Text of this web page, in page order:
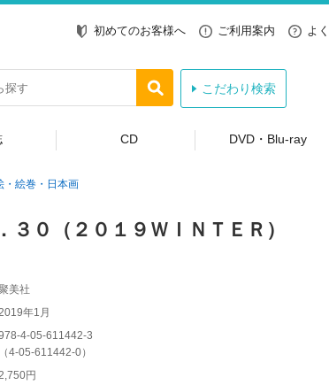
初めてのお客様へ ご利用案内 よ
こだわり検索
CD DVD・Blu-ray
・絵巻・日本画
０（２０１９ＷＩＮＴＥＲ）
美社
年1月
4-05-611442-3
（4-05-611442-0）
円